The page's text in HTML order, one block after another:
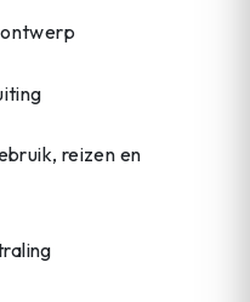
reizen en